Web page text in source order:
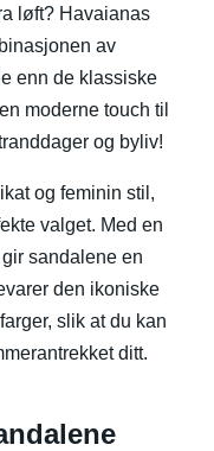
løft? Havaianas
av
enn de klassiske
moderne touch til
og byliv!
og feminin stil,
valget. Med en
sandalene en
den ikoniske
slik at du kan
ditt.